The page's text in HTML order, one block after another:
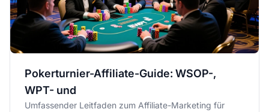
Pokerturnier-Affiliate-Guide: WSOP-,
WPT- und
Umfassender Leitfaden zum Affiliate-Marketing für